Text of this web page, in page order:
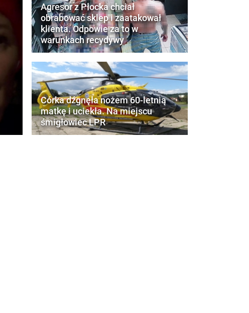
Agresor z Płocka chciał
obrabować sklep i zaatakował
klienta. Odpowie za to w
warunkach recydywy
Córka dźgnęła nożem 60-letnią
matkę i uciekła. Na miejscu
śmigłowiec LPR